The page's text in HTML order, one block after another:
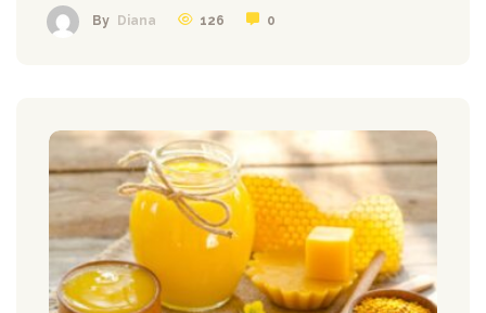
By Diana 126 0